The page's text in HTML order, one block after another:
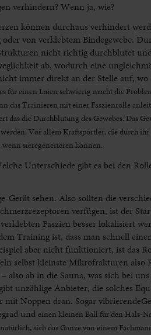
verhindern? Wenn ja, wie?
können durchaus verhindert
von verklebtem Bindegewebe.
nicht richtig durchblutet
ab, wodurch eine
immer direkt an der Stelle auf,
für einen Laien schwierig macht die
das Trainieren mit einer Faszienrolle
die Durchblutung des Gewebes. Das
Vor allem Kraftsportler, die durch
sieregenerieren können.
Unterschiede gibt es bei den
Gerät sehen. Also sollten die
verfügen, ist der
Faszien besser lokalisiert
Training ist, dass man schnell
aber nicht funktioniert, ist das
selbst kleinste Mikrofrakturen also
also ab in die Sauna, was sich bei
unzählige Anbieter, die solches
mit Noppen dran. Sogar
undeinen kleinen Ball für den Hals-
sich das Ganze von einem